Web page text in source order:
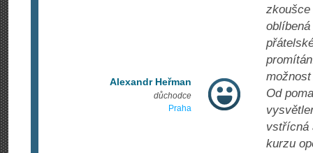
Alexandr Heřman
důchodce
Praha
Od
vstřícná
kurzu